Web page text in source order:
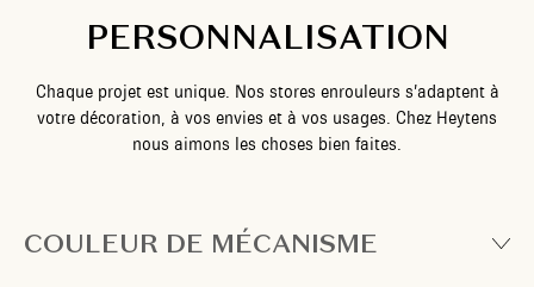
PERSONNALISATION
Chaque projet est unique. Nos stores enrouleurs s’adaptent à
votre décoration, à vos envies et à vos usages. Chez Heytens
nous aimons les choses bien faites.
COULEUR DE MÉCANISME